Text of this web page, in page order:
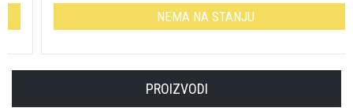
NEMA NA STANJU
PROIZVODI